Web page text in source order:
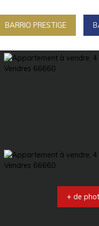
BARRIO PRESTIGE
+ de